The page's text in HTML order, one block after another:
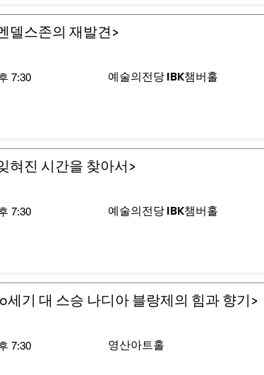
델스존의 재발견>
7:30 예술의전당 IBK챔버홀
혀진 시간을 찾아서>
7:30 예술의전당 IBK챔버홀
세기 대 스승 나디아 블랑제의 힘과 향기>
7:30 영산아트홀